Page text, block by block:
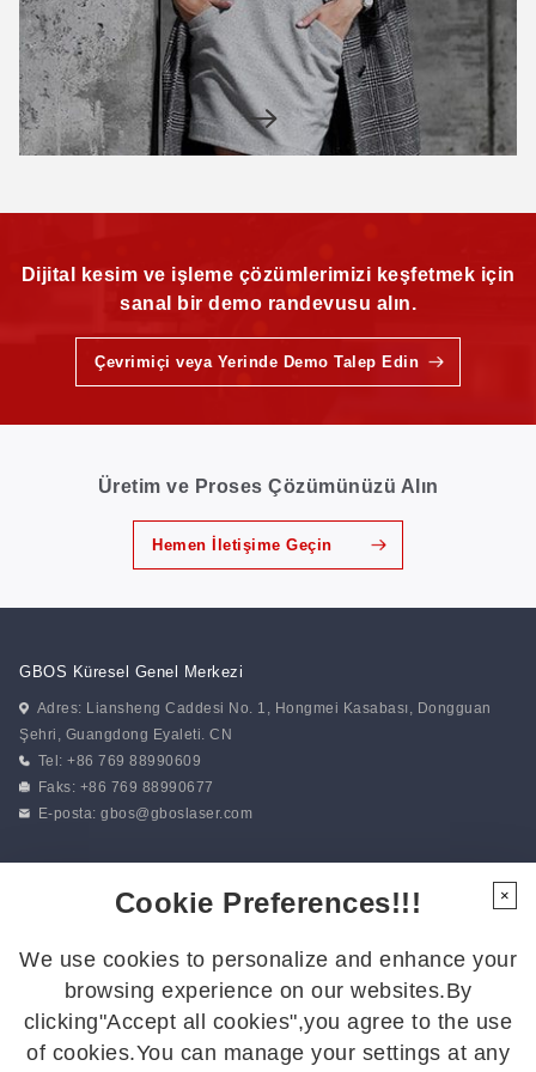
Dijital kesim ve işleme çözümlerimizi keşfetmek için
sanal bir demo randevusu alın.
Çevrimiçi veya Yerinde Demo Talep Edin
Üretim ve Proses Çözümünüzü Alın
Hemen İletişime Geçin
GBOS Küresel Genel Merkezi
Adres: Liansheng Caddesi No. 1, Hongmei Kasabası, Dongguan
Şehri, Guangdong Eyaleti. CN
Tel: +86 769 88990609
Faks: +86 769 88990677
E-posta:gbos@gboslaser.com
Bizi Takip Edin
En son gelişmelerden haberdar olmak için bizi takip edin:
Cookie Preferences!!!
We use cookies to personalize and enhance your
browsing experience on our websites.By
clicking"Accept all cookies",you agree to the use
of cookies.You can manage your settings at any
×